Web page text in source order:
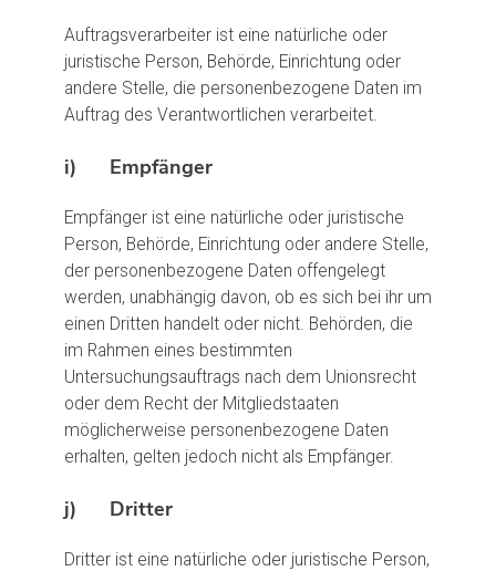
Auftragsverarbeiter ist eine natürliche oder
juristische Person, Behörde, Einrichtung oder
andere Stelle, die personenbezogene Daten im
Auftrag des Verantwortlichen verarbeitet.
i) Empfänger
Empfänger ist eine natürliche oder juristische
Person, Behörde, Einrichtung oder andere Stelle,
der personenbezogene Daten offengelegt
werden, unabhängig davon, ob es sich bei ihr um
einen Dritten handelt oder nicht. Behörden, die
im Rahmen eines bestimmten
Untersuchungsauftrags nach dem Unionsrecht
oder dem Recht der Mitgliedstaaten
möglicherweise personenbezogene Daten
erhalten, gelten jedoch nicht als Empfänger.
j) Dritter
Dritter ist eine natürliche oder juristische Person,